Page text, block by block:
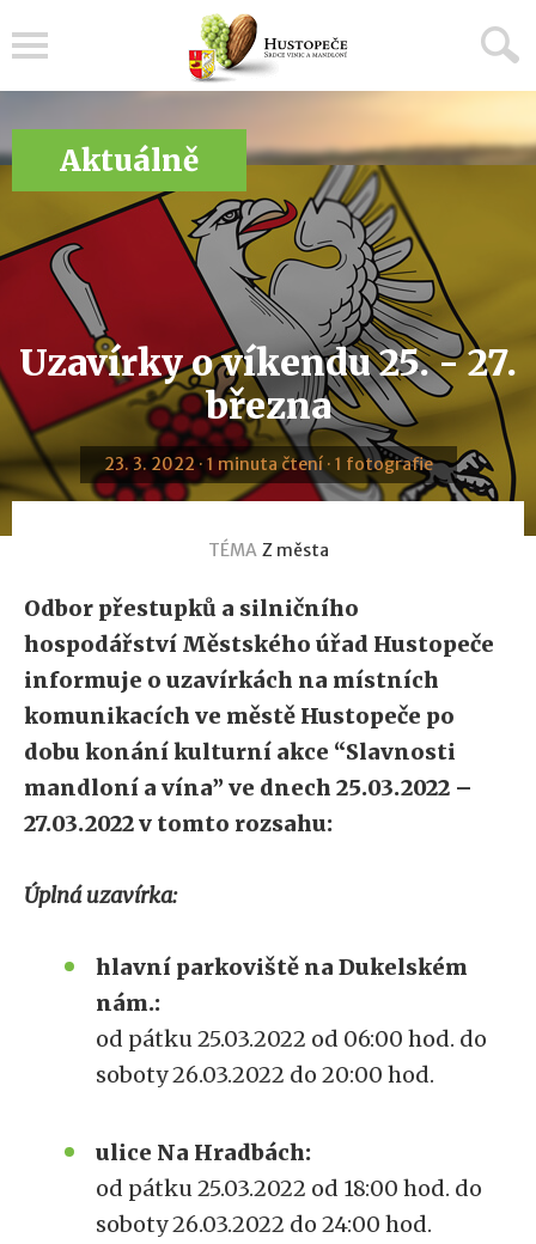
Aktuálně
Uzavírky o víkendu 25. - 27.
března
23. 3. 2022 · 1 minuta čtení · 1 fotografie
TÉMA Z města
Odbor přestupků a silničního
hospodářství Městského úřad Hustopeče
informuje o uzavírkách na místních
komunikacích ve městě Hustopeče po
dobu konání kulturní akce “Slavnosti
mandloní a vína” ve dnech 25.03.2022 –
27.03.2022 v tomto rozsahu:
Úplná uzavírka:
hlavní parkoviště na Dukelském
nám.:
od pátku 25.03.2022 od 06:00 hod. do
soboty 26.03.2022 do 20:00 hod.
ulice Na Hradbách:
od pátku 25.03.2022 od 18:00 hod. do
soboty 26.03.2022 do 24:00 hod.